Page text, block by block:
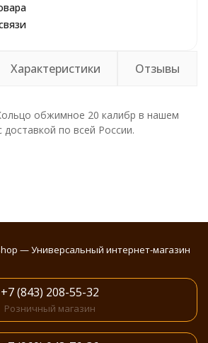
Характеристики Отзывы
обжимное 20 калибр в нашем
доставкой по всей России.
— Универсальный интернет-магазин
+7 (843) 208-55-32
Розничный магазин